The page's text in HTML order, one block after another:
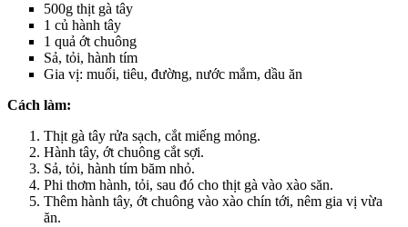
500g thịt gà tây
1 củ hành tây
1 quả ớt chuông
Sả, tỏi, hành tím
Gia vị: muối, tiêu, đường, nước mắm, dầu ăn
Cách làm:
Thịt gà tây rửa sạch, cắt miếng mỏng.
Hành tây, ớt chuông cắt sợi.
Sả, tỏi, hành tím băm nhỏ.
Phi thơm hành, tỏi, sau đó cho thịt gà vào xào săn.
Thêm hành tây, ớt chuông vào xào chín tới, nêm gia vị vừa
ăn.